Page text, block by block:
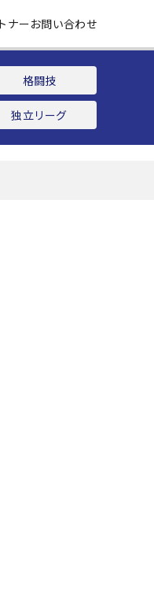
ナーお問い合わせ
格闘技
独立リーグ